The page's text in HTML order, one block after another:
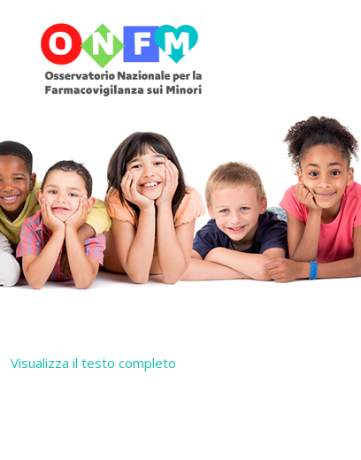
Visualizza il testo completo